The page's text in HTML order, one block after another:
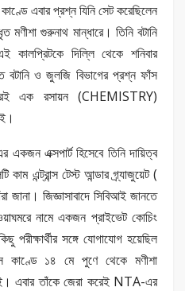
এবার প্রশ্ন যিনি সেট করেছিলেন
গুরুনাথ মান্ধারে। তিনি বটানি
কালপ্রিটকে দিল্লি থেকে শনিবার
ও জুলজি বিভাগের প্রশ্ন ফাঁস
এক রসায়ন (CHEMISTRY)
এক্সপার্ট হিসেবে তিনি দায়িত্ব
কাম এন্ট্রান্স টেস্ট আন্ডার গ্র্যাজুয়েট (
জিজ্ঞাসাবাদে সিবিআই জানতে
নামে একজন প্রাইভেট কোচিং
পরীক্ষার্থীর সঙ্গে যোগাযোগ হয়েছিল
কাণ্ডে ১৪ মে পুণে থেকে মণীশা
এবার তাঁকে জেরা করেই NTA-এর